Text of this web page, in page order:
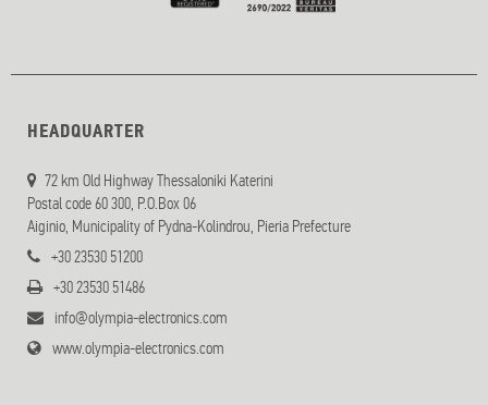
HEADQUARTER
72 km Old Highway Thessaloniki Katerini
Postal code 60 300, P.O.Box 06
Aiginio, Municipality of Pydna-Kolindrou, Pieria Prefecture
+30 23530 51200
+30 23530 51486
info@olympia-electronics.com
www.olympia-electronics.com